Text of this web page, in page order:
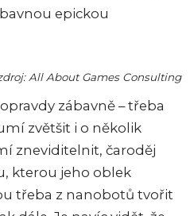
epickou
All About Games Consulting
zábavně – třeba
zvětšit i o několik
zneviditelnit, čaroděj
kterou jeho oblek
třeba z nanobotů tvořit